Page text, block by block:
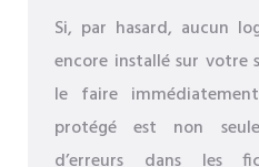
Si, par hasard, aucun
encore installé sur votre
le faire
protégé est non